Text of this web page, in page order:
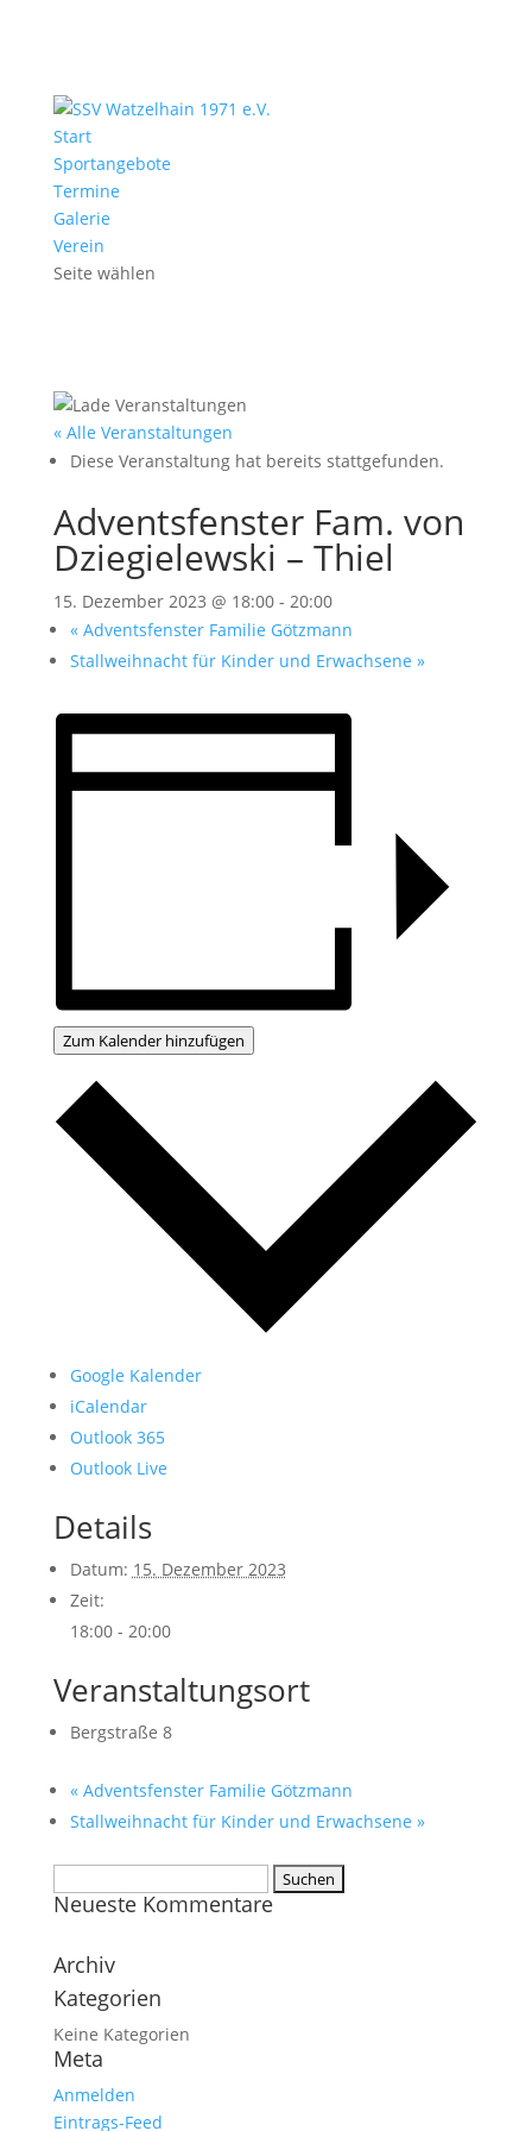
Start
Sportangebote
Termine
Galerie
Verein
Seite wählen
« Alle Veranstaltungen
Diese Veranstaltung hat bereits stattgefunden.
Adventsfenster Fam. von
Dziegielewski – Thiel
15. Dezember 2023 @ 18:00- 20:00
«Adventsfenster Familie Götzmann
Stallweihnacht für Kinder und Erwachsene »
Zum Kalender hinzufügen
Google Kalender
iCalendar
Outlook 365
Outlook Live
Details
Datum: 15. Dezember 2023
Zeit:
18:00 - 20:00
Veranstaltungsort
Bergstraße 8
«Adventsfenster Familie Götzmann
Stallweihnacht für Kinder und Erwachsene »
nach:
Neueste Kommentare
Archiv
Kategorien
Keine Kategorien
Meta
Anmelden
Eintrags-Feed